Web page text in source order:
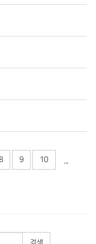
8 9 10 ...
검색